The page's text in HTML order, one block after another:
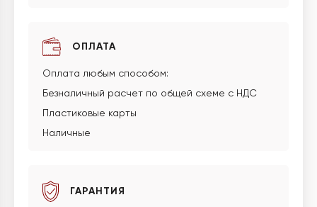
ОПЛАТА
Оплата любым способом:
Безналичный расчет по общей схеме с НДС
Пластиковые карты
Наличные
ГАРАНТИЯ